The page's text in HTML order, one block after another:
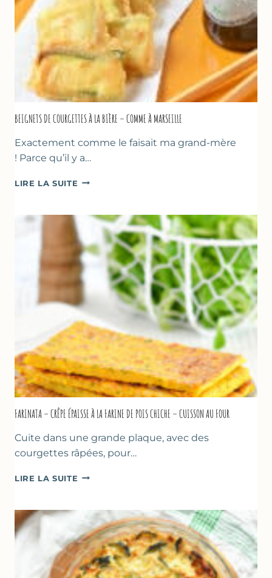
BEIGNETS DE COURGETTES À LA BIÈRE – COMME À MARSEILLE
Exactement comme le faisait ma grand-mère
! Parce qu’il y a…
LIRE LA SUITE BEIGNETS
LA
BIÈRE
–
COMME
À
MARSEILLE
FARINATA – CRÊPE ÉPAISSE À LA FARINE DE POIS CHICHE – CUISSON AU FOUR
Cuite dans une grande plaque, avec des
courgettes râpées, pour…
LIRE LA SUITE FARINATA
ÉPAISSE
À
LA
FARINE
DE
POIS